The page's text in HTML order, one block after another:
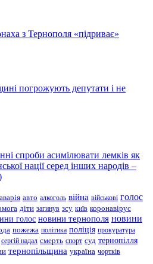
з Тернополя «підриває»
погрожують депутати і не
спроби асимілювати лемків як
нації серед інших народів –
аварія авто алкоголь війна військові голос
діти загинув зсу київ коронавірус
голос новини тернополя новини
пожежа політика поліція прокуратура
сергій надал смерть спорт суд тернопілля
тернопільщина україна чортків